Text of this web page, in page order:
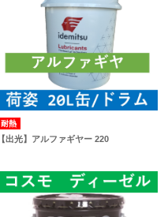
耐熱
【出光】アルファギヤー 220